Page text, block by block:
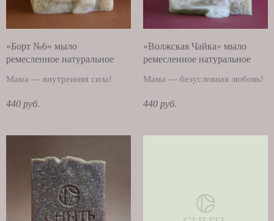
«Борт №6» мыло
ремесленное натуральное
Мама — внутренняя сила!
440 руб.
«Волжская Чайка» мыло
ремесленное натуральное
Мама — безусловная любовь!
440 руб.